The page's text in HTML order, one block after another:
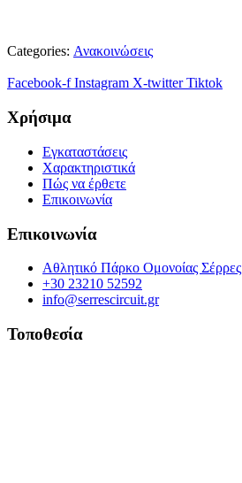
Categories: Ανακοινώσεις
Facebook-f Instagram X-twitter Tiktok
Χρήσιμα
Εγκαταστάσεις
Χαρακτηριστικά
Πώς να έρθετε
Επικοινωνία
Επικοινωνία
Αθλητικό Πάρκο Ομονοίας Σέρρες
+30 23210 52592
info@serrescircuit.gr
Τοποθεσία